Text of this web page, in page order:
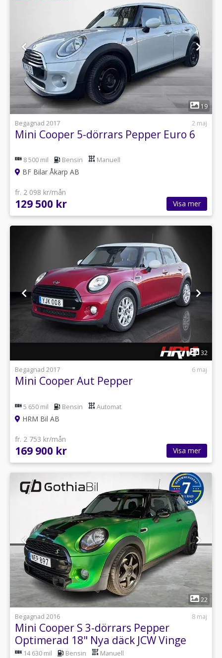
1
19
Begagnad 2017
2 maj
Mini Cooper 5-dörrars Pepper Euro 6
8 500 mil Bensin Manuell
BF Bilar Åkarp AB
fr. 2 098 kr/mån
129 500 kr Visa mer
32
Begagnad 2017
6 maj
Mini Cooper Aut Pepper
5 650 mil Bensin Automat
HRM Bil AB
fr. 2 753 kr/mån
169 900 kr Visa mer
1
22
Begagnad 2016
8 maj
Mini Cooper S 3-dörrars Pepper
Optimerad 18" Nya däck JCW Vinge
14 630 mil Bensin Manuell